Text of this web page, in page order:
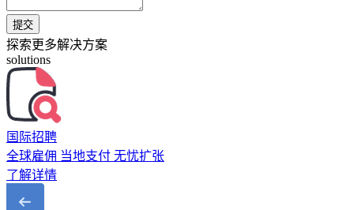
提交
探索更多解决方案
solutions
国际招聘
全球雇佣 当地支付 无忧扩张
了解详情